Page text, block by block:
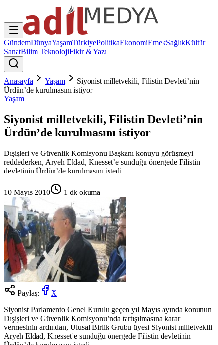
GündemDünyaYaşamTürkiyePolitikaEkonomiEmekSağlıkKültür
SanatBilim TeknolojiFikir & Yazı
Anasayfa Yaşam
Siyonist milletvekili, Filistin Devleti’nin
Ürdün’de kurulmasını istiyor
Yaşam
Siyonist milletvekili, Filistin Devleti’nin
Ürdün’de kurulmasını istiyor
Dışişleri ve Güvenlik Komisyonu Başkanı konuyu görüşmeyi
reddederken, Aryeh Eldad, Knesset’e sunduğu önergede Filistin
devletinin Ürdün’de kurulmasını istedi.
10 Mayıs 2010 1 dk okuma
Paylaş:
X
Siyonist Parlamento Genel Kurulu geçen yıl Mayıs ayında konunun
Dışişleri ve Güvenlik Komisyonu’nda tartışılmasına karar
vermesinin ardından, Ulusal Birlik Grubu üyesi Siyonist milletvekili
Aryeh Eldad, Knesset’e sunduğu önergede Filistin devletinin